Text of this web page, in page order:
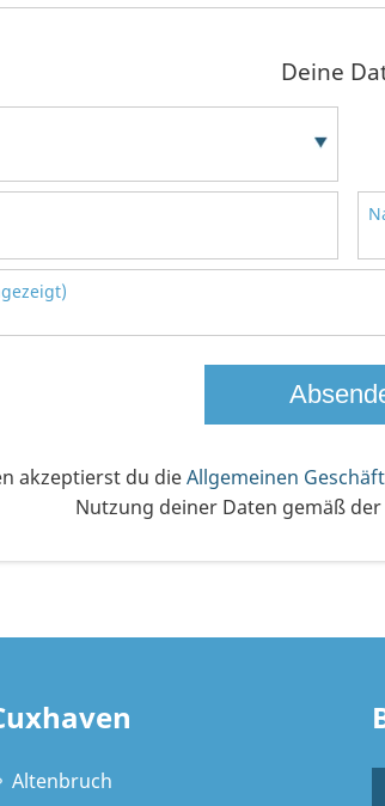
Deine
akzeptierst du dieAllgemeinen
Nutzung deiner Daten gemäß der
Altenbruch